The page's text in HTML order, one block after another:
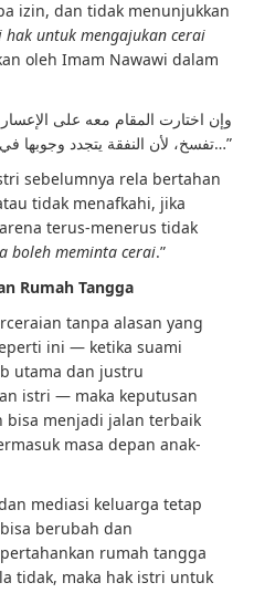
izin, dan tidak menunjukkan
untuk mengajukan cerai
oleh Imam Nawawi dalam
تفسخ، لأن النفقة يتجدد وجوبها في كل يوم، فتجدد حق الفسخ…”
sebelumnya rela bertahan
tidak menafkahi, jika
terus-menerus tidak
boleh meminta cerai.”
Rumah Tangga
tanpa alasan yang
ini — ketika suami
utama dan justru
istri — maka keputusan
menjadi jalan terbaik
masa depan anak-
mediasi keluarga tetap
berubah dan
rumah tangga
tidak, maka hak istri untuk